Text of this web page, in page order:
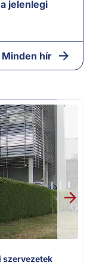
jelenlegi
Minden hír
szervezetek